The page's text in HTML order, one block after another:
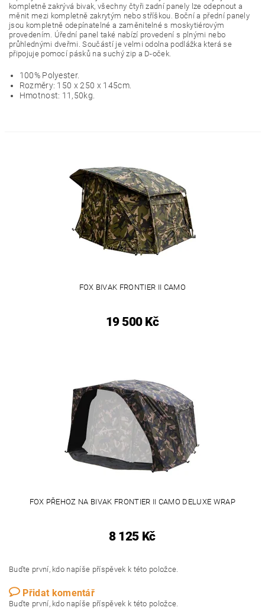
kompletně zakrývá bivak, všechny čtyři zadní panely lze odepnout a
měnit mezi kompletně zakrytým nebo stříškou. Boční a přední panely
jsou kompletně odepínatelné a zaměnitelné s moskytiérovým
provedením. Úřední panel také nabízí provedení s plnými nebo
průhlednými dveřmi. Součástí je velmi odolna podlážka která se
připojuje pomocí pásků na suchý zip a D-oček.
100% Polyester.
Rozměry: 150 x 250 x 145cm.
Hmotnost: 11,50kg.
FOX BIVAK FRONTIER II CAMO
19 500 Kč
FOX PŘEHOZ NA BIVAK FRONTIER II CAMO DELUXE WRAP
8 125 Kč
Buďte první, kdo napíše příspěvek k této položce.
Přidat komentář
Buďte první, kdo napíše příspěvek k této položce.